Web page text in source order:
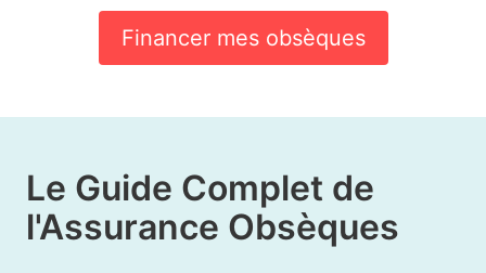
Financer mes obsèques
Le Guide Complet de
l'Assurance Obsèques